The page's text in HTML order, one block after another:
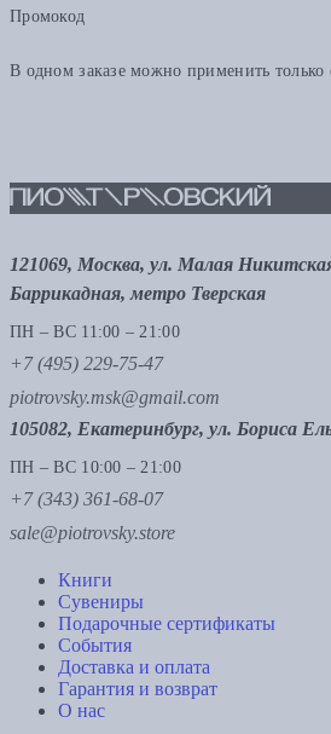
Промокод
В одном заказе можно применить только
121069, Москва, ул. Малая
Баррикадная, метро Тверская
ПН – ВС 11:00 – 21:00
+7 (495) 229-75-47
piotrovsky.msk@gmail.com
105082, Екатеринбург, ул. Бориса
ПН – ВС 10:00 – 21:00
+7 (343) 361-68-07
sale@piotrovsky.store
Книги
Сувениры
Подарочные сертификаты
События
Доставка и оплата
Гарантия и возврат
О нас